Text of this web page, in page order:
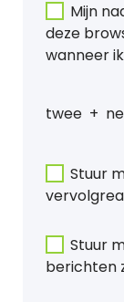
Mijn
deze
wanneer
twee +
Stuur
Stuur
berichten